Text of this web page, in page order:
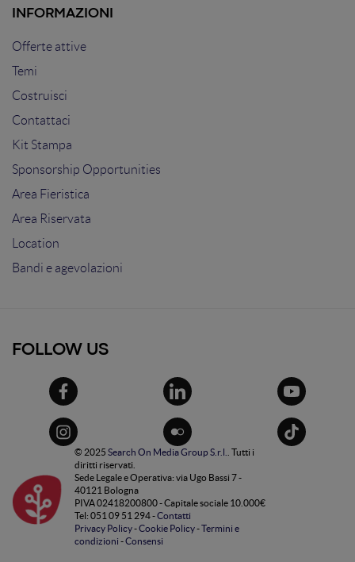
INFORMAZIONI
Offerte attive
Temi
Costruisci
Contattaci
Kit Stampa
Sponsorship Opportunities
Area Fieristica
Area Riservata
Location
Bandi e agevolazioni
FOLLOW US
© 2025 Search On Media Group S.r.l.
. Tutti i
diritti riservati.
Sede Legale e Operativa: via Ugo Bassi 7 -
40121 Bologna
PIVA 02418200800 - Capitale sociale 10.000€
Tel: 051 09 51 294 -Contatti
Privacy Policy-Cookie Policy-Termini e
condizioni -Consensi